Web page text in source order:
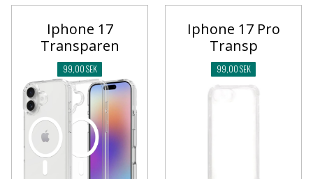
Iphone 17
Transparen
99,00 SEK
Iphone 17 Pro
Transp
99,00 SEK